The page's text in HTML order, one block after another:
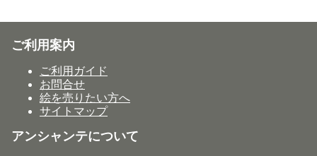
ご利用案内
ご利用ガイド
お問合せ
絵を売りたい方へ
サイトマップ
アンシャンテについて